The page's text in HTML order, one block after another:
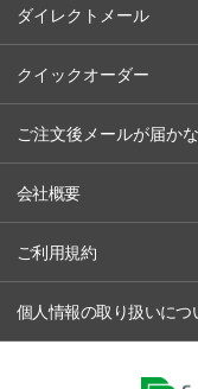
ダイレクトメール
クイックオーダー
ご注文後メールが届か
会社概要
ご利用規約
個人情報の取り扱いにつ